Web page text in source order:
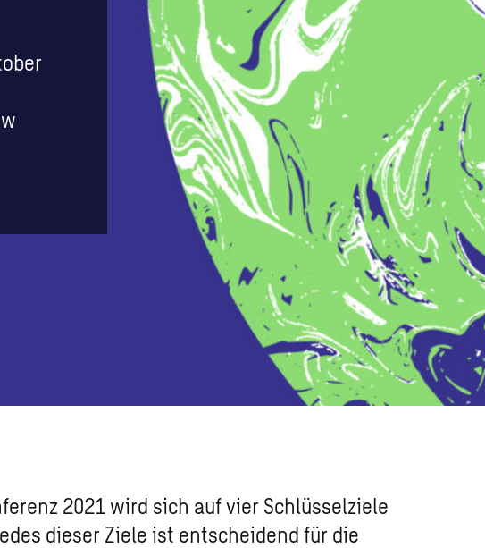
2021 wird sich auf vier Schlüsselziele
dieser Ziele ist entscheidend für die